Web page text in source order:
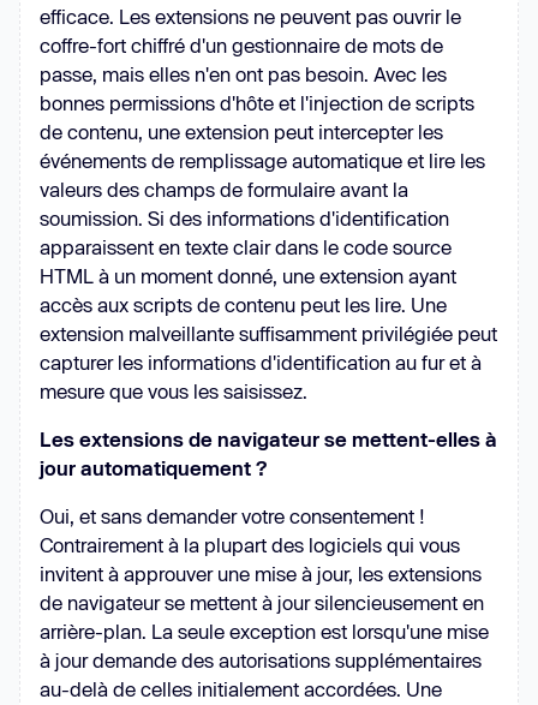
efficace. Les extensions ne peuvent pas ouvrir le
coffre-fort chiffré d'un gestionnaire de mots de
passe, mais elles n'en ont pas besoin. Avec les
bonnes permissions d'hôte et l'injection de scripts
de contenu, une extension peut intercepter les
événements de remplissage automatique et lire les
valeurs des champs de formulaire avant la
soumission. Si des informations d'identification
apparaissent en texte clair dans le code source
HTML à un moment donné, une extension ayant
accès aux scripts de contenu peut les lire. Une
extension malveillante suffisamment privilégiée peut
capturer les informations d'identification au fur et à
mesure que vous les saisissez.
Les extensions de navigateur se mettent-elles à
jour automatiquement ?
Oui, et sans demander votre consentement !
Contrairement à la plupart des logiciels qui vous
invitent à approuver une mise à jour, les extensions
de navigateur se mettent à jour silencieusement en
arrière-plan. La seule exception est lorsqu'une mise
à jour demande des autorisations supplémentaires
au-delà de celles initialement accordées. Une